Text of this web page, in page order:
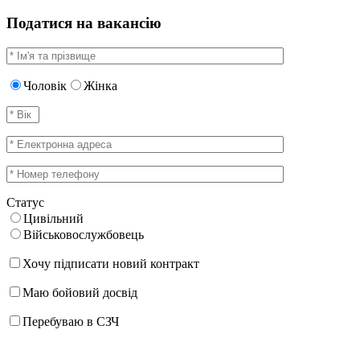
Податися на вакансію
Чоловік Жінка
Статус
Цивільний
Військовослужбовець
Хочу підписати новий контракт
Маю бойовий досвід
Перебуваю в СЗЧ